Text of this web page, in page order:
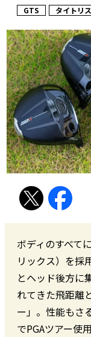
GTS タイトリ
ボディのすべて
リックス）を採
とヘッド後方に
れてきた飛距離
ー」。性能もさ
でPGAツアー使